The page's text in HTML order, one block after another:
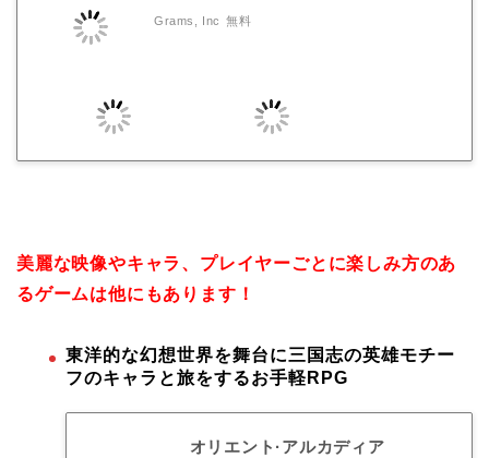
Grams, Inc 無料
美麗な映像やキャラ、プレイヤーごとに楽しみ方のあ
るゲームは他にもあります！
東洋的な幻想世界を舞台に三国志の英雄モチー
フのキャラと旅をするお手軽RPG
オリエント·アルカディア